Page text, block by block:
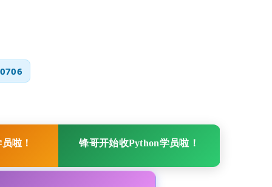
啦！ 锋哥开始收Python学员啦！